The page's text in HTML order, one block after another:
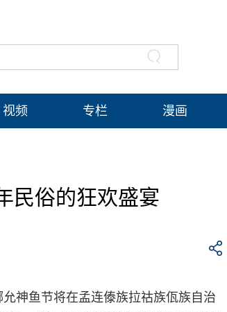
视频 专栏 漫画
民俗的狂欢盛宴
神鱼节将在孟连傣族拉祜族佤族自治